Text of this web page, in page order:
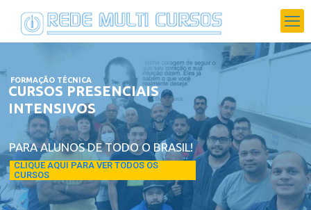
FORMAÇÃO TÉCNICA
PARA ALUNOS DE TODO O BRASIL!
CLIQUE AQUI PARA VER TODOS OS
CURSOS
CURSOS PRESENCIAIS
INTENSIVOS